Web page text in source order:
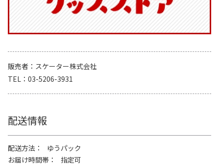
販売者
スケーター株式会社
TEL
03-5206-3931
配送情報
配送方法
ゆうパック
お届け時間帯
指定可